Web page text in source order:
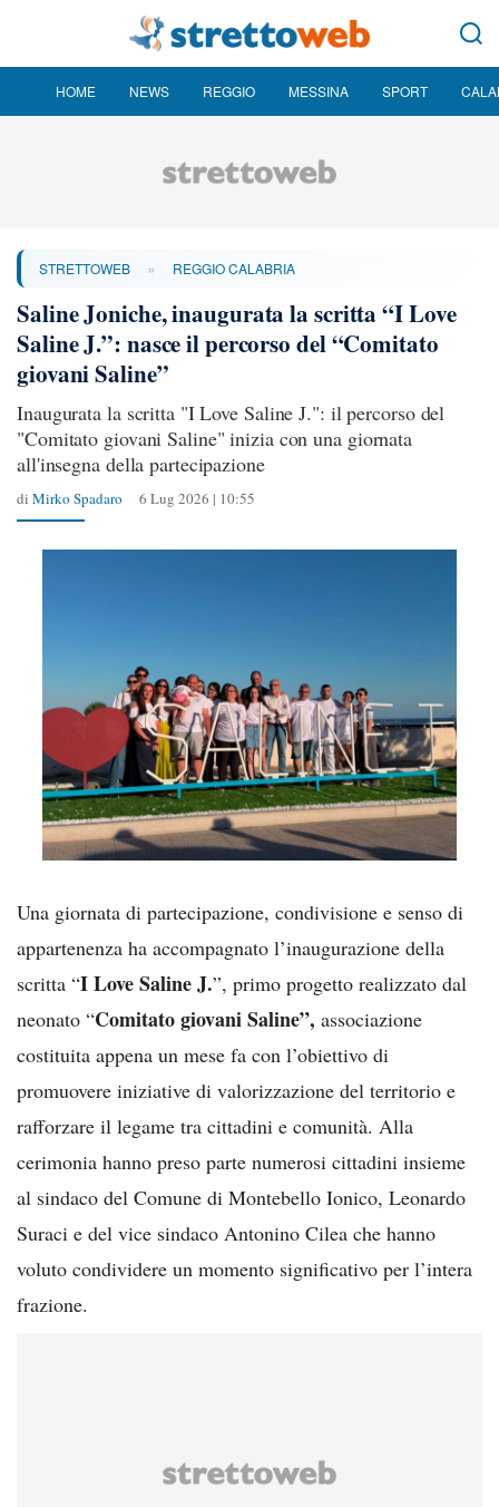
HOME NEWS REGGIO MESSINA SPORT
STRETTOWEB » REGGIO CALABRIA
Saline Joniche, inaugurata la scritta “I Love
Saline J.”: nasce il percorso del “Comitato
giovani Saline”
Inaugurata la scritta "I Love Saline J.": il percorso del
"Comitato giovani Saline" inizia con una giornata
all'insegna della partecipazione
di Mirko Spadaro 6 Lug 2026 | 10:55
Una giornata di partecipazione, condivisione e senso di
appartenenza ha accompagnato l’inaugurazione della
scritta “I Love Saline J.”, primo progetto realizzato dal
neonato “Comitato giovani Saline”, associazione
costituita appena un mese fa con l’obiettivo di
promuovere iniziative di valorizzazione del territorio e
rafforzare il legame tra cittadini e comunità. Alla
cerimonia hanno preso parte numerosi cittadini insieme
al sindaco del Comune di Montebello Ionico, Leonardo
Suraci e del vice sindaco Antonino Cilea che hanno
voluto condividere un momento significativo per l’intera
frazione.